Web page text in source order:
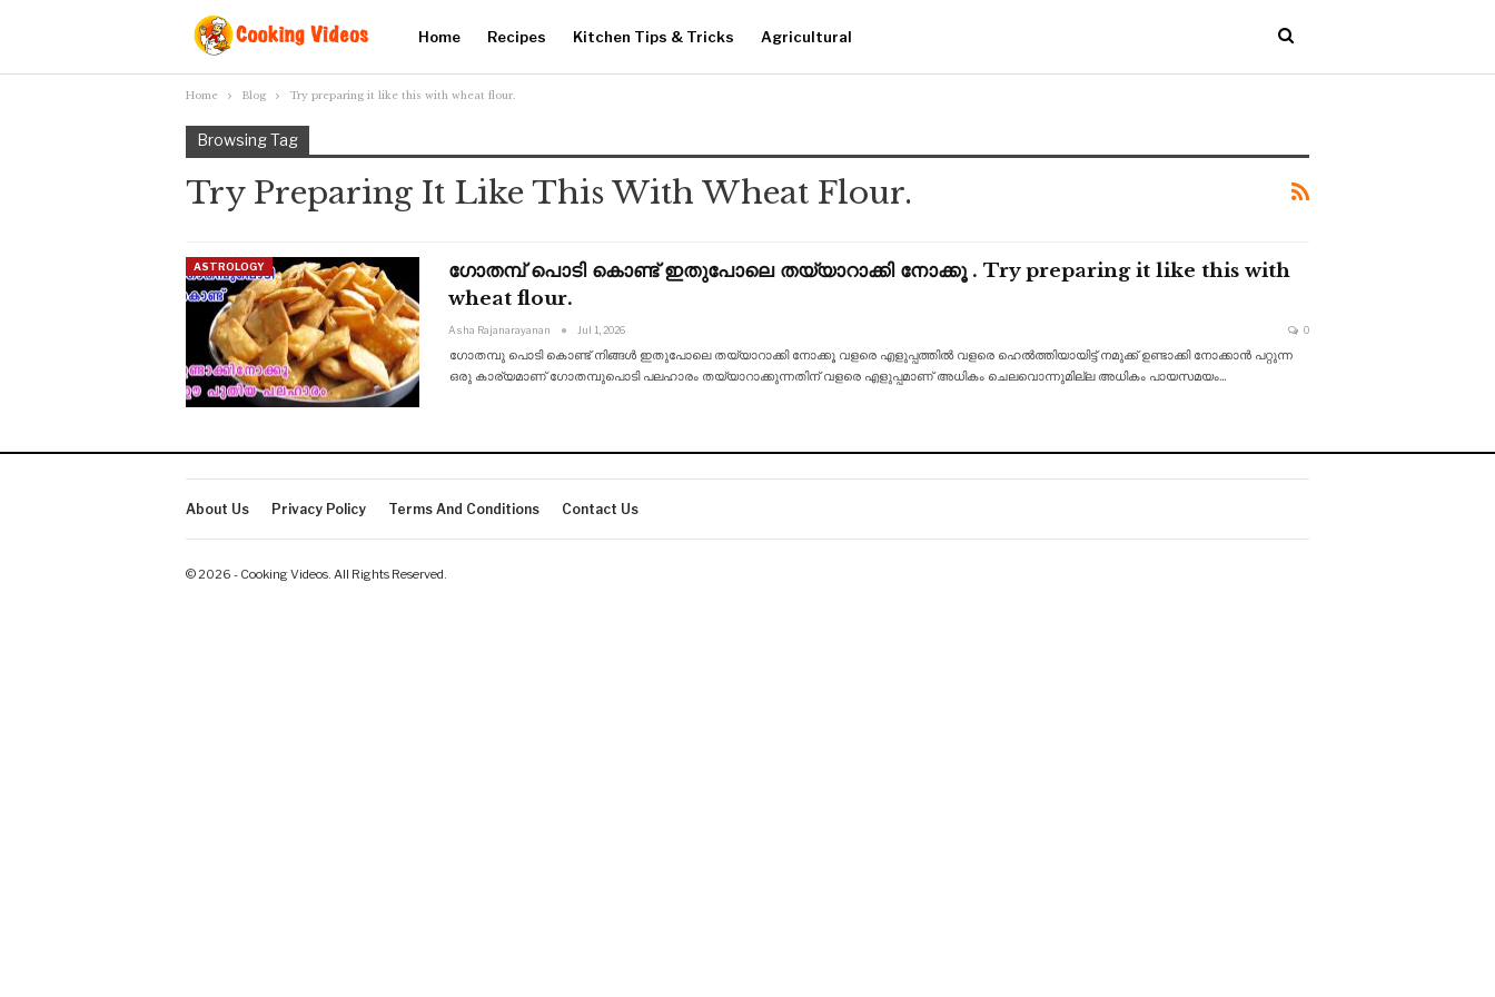
Home Recipes Kitchen Tips & Tricks Agricultural
Home Blog Try preparing it like this with wheat flour.
Browsing Tag
Try Preparing It Like This With Wheat Flour.
ASTROLOGY
ഗോതമ്പ് പൊടി കൊണ്ട് ഇതുപോലെ തയ്യാറാക്കി നോക്കൂ . Try preparing it like this with
wheat flour.
Asha Rajanarayanan Jul 1, 2026 0
ഗോതമ്പു പൊടി കൊണ്ട് നിങ്ങൾ ഇതുപോലെ തയ്യാറാക്കി നോക്കൂ വളരെ എളുപ്പത്തിൽ വളരെ ഹെൽത്തിയായിട്ട് നമുക്ക് ഉണ്ടാക്കി നോക്കാൻ പറ്റുന്ന
ഒരു കാര്യമാണ് ഗോതമ്പുപൊടി പലഹാരം തയ്യാറാക്കുന്നതിന് വളരെ എളുപ്പമാണ് അധികം ചെലവൊന്നുമില്ല അധികം പായസമയം…
About Us Privacy Policy Terms And Conditions Contact Us
© 2026 - Cooking Videos. All Rights Reserved.